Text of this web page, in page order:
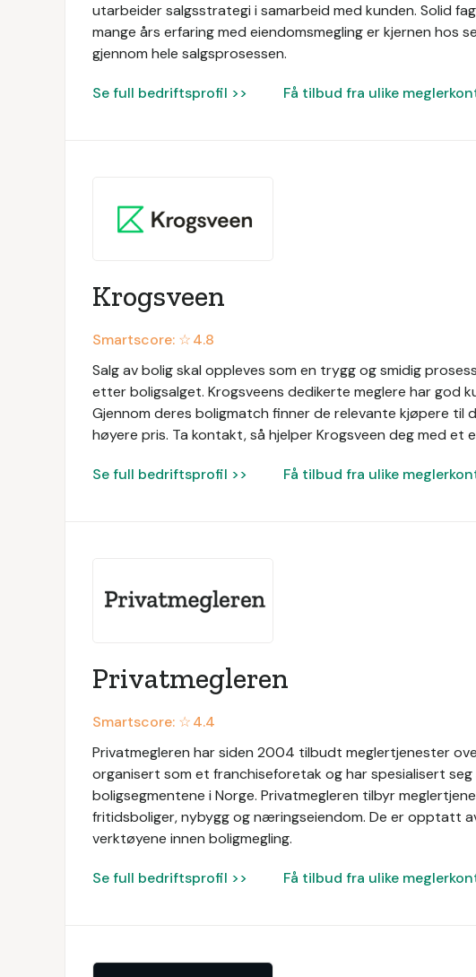
utarbeider salgsstrategi i samarbeid med kunden. Solid
mange års erfaring med eiendomsmegling er kjernen hos
gjennom hele salgsprosessen.
Se full bedriftsprofil >> Få tilbud fra ulike
Krogsveen
Smartscore: ☆4.8
Salg av bolig skal oppleves som en trygg og smidig
etter boligsalget. Krogsveens dedikerte meglere har god
Gjennom deres boligmatch finner de relevante kjøpere til
høyere pris. Ta kontakt, så hjelper Krogsveen deg med et
Se full bedriftsprofil >> Få tilbud fra ulike
Privatmegleren
Smartscore: ☆4.4
Privatmegleren har siden 2004 tilbudt meglertjenester
organisert som et franchiseforetak og har spesialisert
boligsegmentene i Norge. Privatmegleren tilbyr
fritidsboliger, nybygg og næringseiendom. De er opptatt
verktøyene innen boligmegling.
Se full bedriftsprofil >> Få tilbud fra ulike